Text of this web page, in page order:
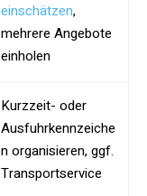
einschätzen,
mehrere Angebote
einholen
Kurzzeit- oder
Ausfuhrkennzeiche
n organisieren, ggf.
Transportservice